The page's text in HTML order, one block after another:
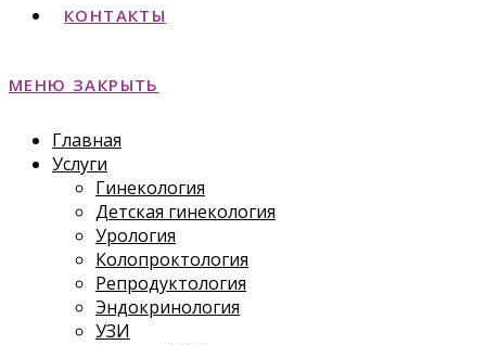
КОНТАКТЫ
МЕНЮ ЗАКРЫТЬ
Главная
Услуги
Гинекология
Детская гинекология
Урология
Колопроктология
Репродуктология
Эндокринология
УЗИ